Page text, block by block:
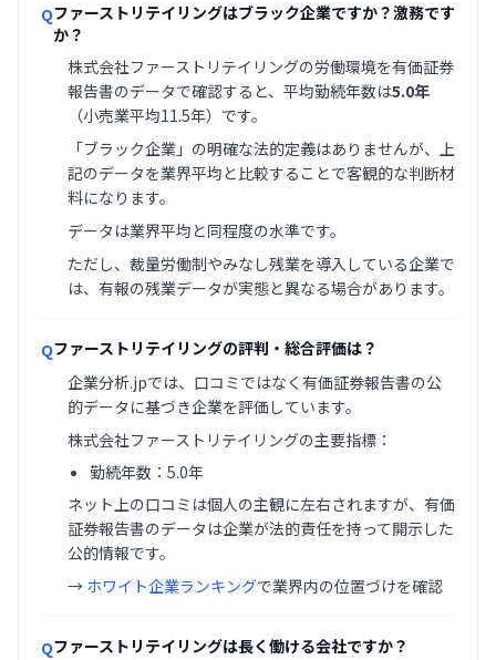
Qファーストリテイリングはブラック企業ですか？激務です
か？
株式会社ファーストリテイリングの労働環境を有価証券
報告書のデータで確認すると、平均勤続年数は5.0年
（小売業平均11.5年）です。
「ブラック企業」の明確な法的定義はありませんが、上
記のデータを業界平均と比較することで客観的な判断材
料になります。
データは業界平均と同程度の水準です。
ただし、裁量労働制やみなし残業を導入している企業で
は、有報の残業データが実態と異なる場合があります。
Qファーストリテイリングの評判・総合評価は？
企業分析.jpでは、口コミではなく有価証券報告書の公
的データに基づき企業を評価しています。
株式会社ファーストリテイリングの主要指標：
勤続年数：5.0年
ネット上の口コミは個人の主観に左右されますが、有価
証券報告書のデータは企業が法的責任を持って開示した
公的情報です。
→ ホワイト企業ランキングで業界内の位置づけを確認
Qファーストリテイリングは長く働ける会社ですか？